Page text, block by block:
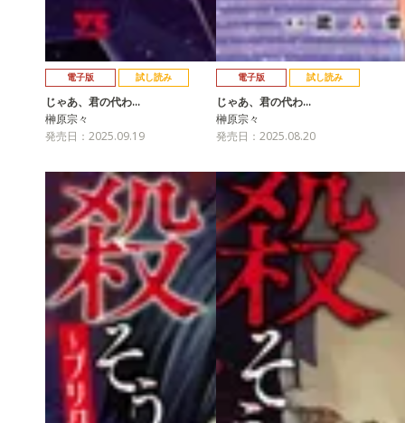
電子版 試し読み
じゃあ、君の代わ…
榊原宗々
発売日：2025.09.19
電子版 試し読み
じゃあ、君の代わ…
榊原宗々
発売日：2025.08.20